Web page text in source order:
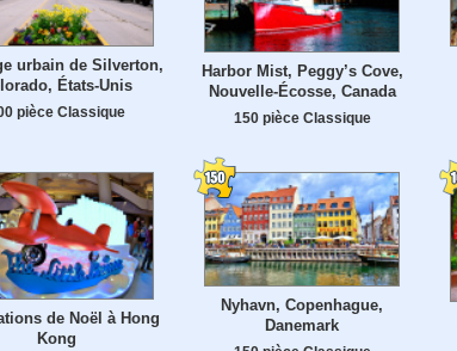
urbain de Silverton,
États-Unis
pièce Classique
Harbor Mist, Peggy’s Cove,
Nouvelle-Écosse, Canada
150 pièce Classique
de Noël à Hong
Kong
Nyhavn, Copenhague,
Danemark